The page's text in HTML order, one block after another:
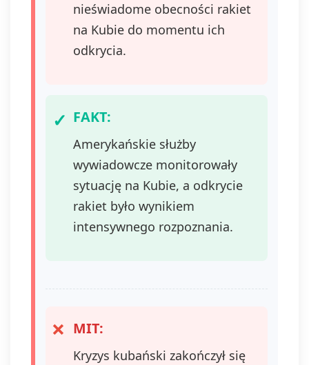
nieświadome obecności rakiet
na Kubie do momentu ich
odkrycia.
FAKT:
Amerykańskie służby
wywiadowcze monitorowały
sytuację na Kubie, a odkrycie
rakiet było wynikiem
intensywnego rozpoznania.
MIT:
Kryzys kubański zakończył się